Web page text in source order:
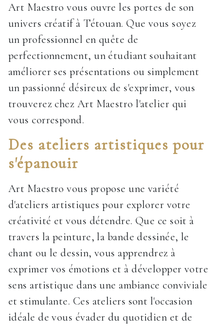
Art Maestro vous ouvre les portes de son
univers créatif à Tétouan. Que vous soyez
un professionnel en quête de
perfectionnement, un étudiant souhaitant
améliorer ses présentations ou simplement
un passionné désireux de s'exprimer, vous
trouverez chez Art Maestro l'atelier qui
vous correspond.
Des ateliers artistiques pour
s'épanouir
Art Maestro vous propose une variété
d'ateliers artistiques pour explorer votre
créativité et vous détendre. Que ce soit à
travers la peinture, la bande dessinée, le
chant ou le dessin, vous apprendrez à
exprimer vos émotions et à développer votre
sens artistique dans une ambiance conviviale
et stimulante. Ces ateliers sont l'occasion
idéale de vous évader du quotidien et de